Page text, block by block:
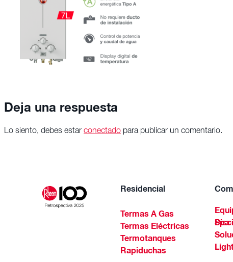
Deja una respuesta
Lo siento, debes estar conectado para publicar un comentario.
Residencial
Termas A Gas
Termas Eléctricas
Termotanques
Rapiduchas
Piscinas Residenciales Y Spa